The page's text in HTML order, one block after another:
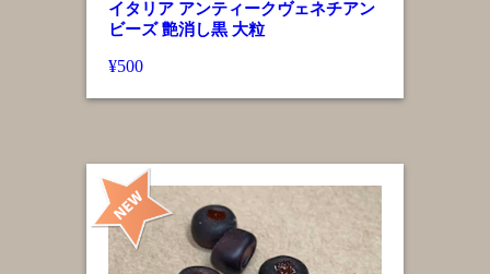
イタリア アンティークヴェネチアン
ビーズ 艶消し黒 大粒
¥500